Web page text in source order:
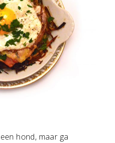
hond, maar ga